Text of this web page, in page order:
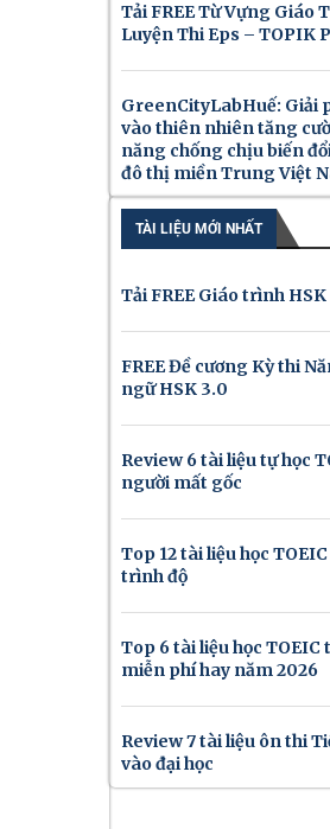
Tải FREE Từ Vựng Giáo
Luyện Thi Eps – TOPIK
GreenCityLabHuế: Giải
vào thiên nhiên tăng
năng chống chịu biến
đô thị miền Trung Việt
TÀI LIỆU MỚI NHẤT
Tải FREE Giáo trình HSK
FREE Đề cương Kỳ thi
ngữ HSK 3.0
Review 6 tài liệu tự học
người mất gốc
Top 12 tài liệu học
trình độ
Top 6 tài liệu học TOEIC
miễn phí hay năm 2026
Review 7 tài liệu ôn thi
vào đại học